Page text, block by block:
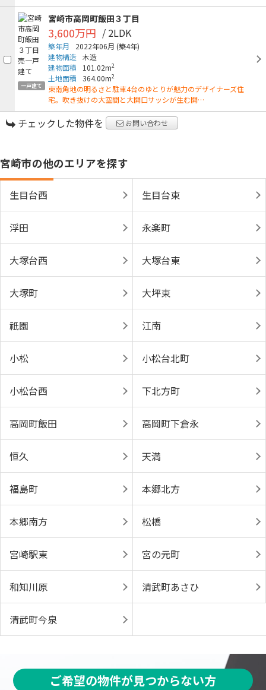
一戸建て
宮崎市高岡町飯田３丁目
3,600万円 / 2LDK
築年月 2022年06月 (築4年)
建物構造 木造
建物面積
101.02m2
土地面積 364.00m2
東南角地の明るさと駐車4台のゆとりが魅力のデザイナーズ住
宅。吹き抜けの大空間と大開口サッシが生む開…
チェックした物件を お問い合わせ
宮崎市の他のエリアを探す
生目台西 生目台東
浮田 永楽町
大塚台西 大塚台東
大塚町 大坪東
祇園 江南
小松 小松台北町
小松台西 下北方町
高岡町飯田 高岡町下倉永
恒久 天満
福島町 本郷北方
本郷南方 松橋
宮崎駅東 宮の元町
和知川原 清武町あさひ
清武町今泉
ご希望の物件が見つからない方